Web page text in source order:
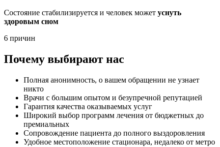
Состояние стабилизируется и человек может уснуть
здоровым сном
6 причин
Почему выбирают нас
Полная анонимность, о вашем обращении не узнает
никто
Врачи с большим опытом и безупречной репутацией
Гарантия качества оказываемых услуг
Широкий выбор программ лечения от бюджетных до
премиальных
Сопровождение пациента до полного выздоровления
Удобное местоположение стационара, недалеко от метро